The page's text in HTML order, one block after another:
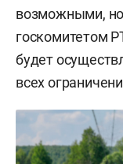
возможными, но
госкомитетом
будет
всех